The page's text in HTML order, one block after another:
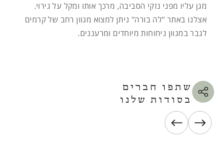
מגן עליו מפני נזקי הסביבה, מרכך אותו ומקל על גירוי.
אצלנו באתר "לה בורה" ניתן למצוא מגוון רחב של קרמים
לגבר במגוון ניחוחות מיוחדים ומרעננים.
שתפו חברים
בסודות שלנו